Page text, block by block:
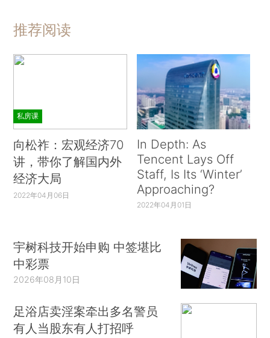
推荐阅读
私房课
向松祚：宏观经济70
讲，带你了解国内外
经济大局
2022年04月06日
In Depth: As
Tencent Lays Off
Staff, Is Its ‘Winter’
Approaching?
2022年04月01日
宇树科技开始申购 中签堪比
中彩票
2026年08月10日
足浴店卖淫案牵出多名警员
有人当股东有人打招呼